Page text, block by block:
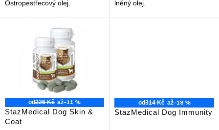
Ostropestřecový olej.
lněný olej.
od226 Kč až–11 %
StazMedical Dog Skin &
Coat
od314 Kč až–18 %
StazMedical Dog Immunity